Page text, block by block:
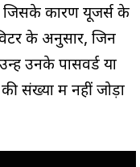
जिसके कारण यूजर्स के
के अनुसार, जिन
उनके पासवर्ड या
संख्या में नहीं जोड़ा